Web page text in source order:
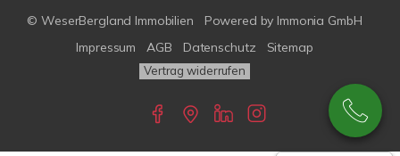
© WeserBergland Immobilien Powered by Immonia GmbH
Impressum
AGB Datenschutz Sitemap
Vertrag widerrufen